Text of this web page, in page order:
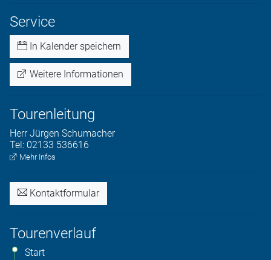
Service
In Kalender speichern
Weitere Informationen
Tourenleitung
Herr Jürgen Schumacher
Tel: 02133 536616
Mehr Infos
Kontaktformular
Tourenverlauf
Start